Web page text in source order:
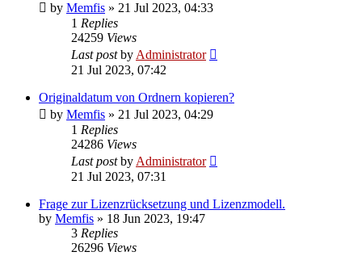
by Memfis » 21 Jul 2023, 04:33
1 Replies
24259 Views
Last postby Administrator
21 Jul 2023, 07:42
Originaldatum von Ordnern kopieren?
by Memfis » 21 Jul 2023, 04:29
1 Replies
24286 Views
Last postby Administrator
21 Jul 2023, 07:31
Frage zur Lizenzrücksetzung und Lizenzmodell.
by Memfis » 18 Jun 2023, 19:47
3 Replies
26296 Views